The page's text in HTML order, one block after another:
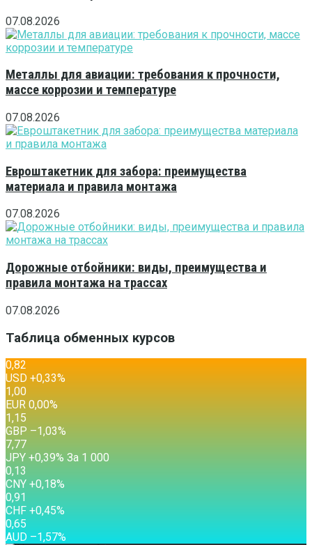
07.08.2026
Металлы для авиации: требования к прочности,
массе коррозии и температуре
07.08.2026
Евроштакетник для забора: преимущества
материала и правила монтажа
07.08.2026
Дорожные отбойники: виды, преимущества и
правила монтажа на трассах
07.08.2026
Таблица обменных курсов
0,82
USD +0,33%
1,00
EUR 0,00%
1,15
GBP –1,03%
7,77
JPY +0,39% За 1 000
0,13
CNY +0,18%
0,91
CHF +0,45%
0,65
AUD –1,57%